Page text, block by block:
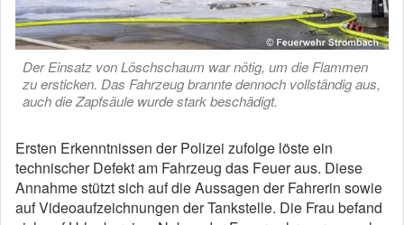
Der Einsatz von Löschschaum war nötig, um die Flammen
zu ersticken. Das Fahrzeug brannte dennoch vollständig aus,
auch die Zapfsäule wurde stark beschädigt.
Ersten Erkenntnissen der Polizei zufolge löste ein
technischer Defekt am Fahrzeug das Feuer aus. Diese
Annahme stützt sich auf die Aussagen der Fahrerin sowie
auf Videoaufzeichnungen der Tankstelle. Die Frau befand